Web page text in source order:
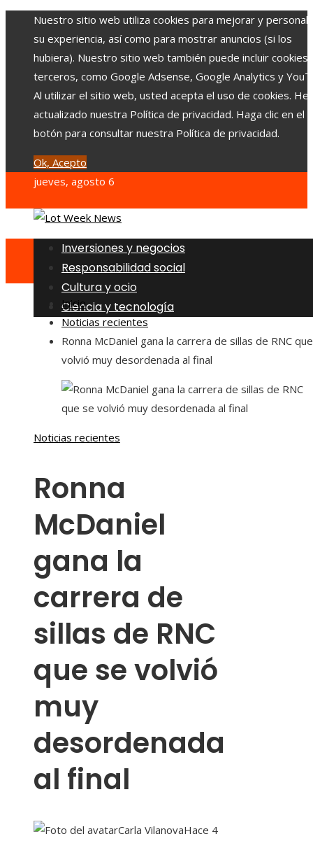
Nuestro sitio web utiliza cookies para mejorar y
su experiencia, así como para mostrar anuncios (si los
hubiera). Nuestro sitio web también puede incluir cookies
terceros, como Google Adsense, Google Analytics y
Al utilizar el sitio web, usted acepta el uso de cookies.
actualizado nuestra Política de privacidad. Haga clic en el
botón para consultar nuestra Política de privacidad.
Ok, Acepto
jueves, agosto 6
Inversiones y negocios
Responsabilidad social
Cultura y ocio
Ciencia y tecnología
Inicio
Noticias recientes
Ronna McDaniel gana la carrera de sillas de RNC
volvió muy desordenada al final
Noticias recientes
Ronna
McDaniel
gana la
carrera de
sillas de RNC
que se volvió
muy
desordenada
al final
Carla VilanovaHace 4